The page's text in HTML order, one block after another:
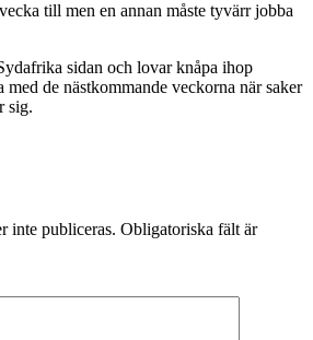
till men en annan måste tyvärr jobba
sidan och lovar knåpa ihop
med de nästkommande veckorna när saker
sig.
inte publiceras. Obligatoriska fält är